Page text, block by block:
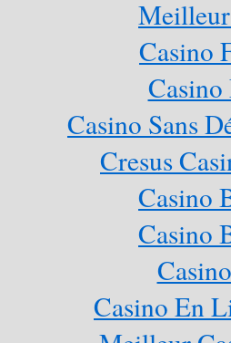
Casino
Casino Sans
Cresus
Casino
Casino
Casino En